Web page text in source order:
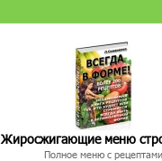
Жиросжигающие меню
Полное меню с рецептами